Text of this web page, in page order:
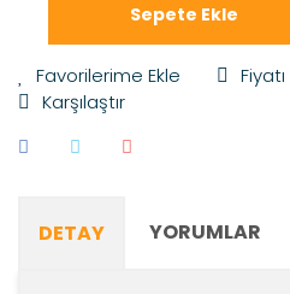
Sepete Ekle
Karşılaştır
DETAY YORUMLAR